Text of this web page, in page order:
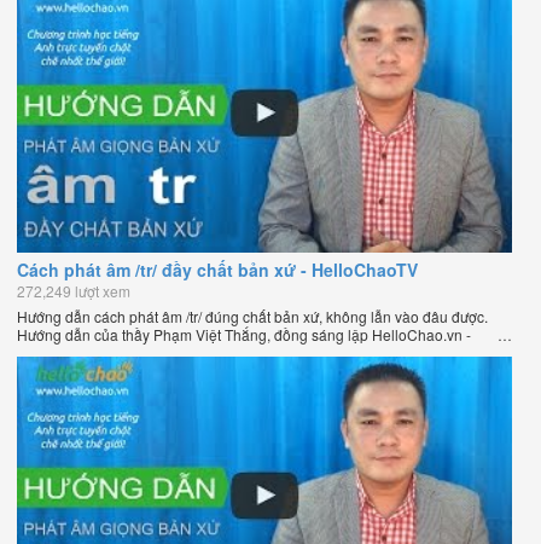
Cách phát âm /tr/ đầy chất bản xứ - HelloChaoTV
272,249 lượt xem
Hướng dẫn cách phát âm /tr/ đúng chất bản xứ, không lẫn vào đâu được.
Hướng dẫn của thầy Phạm Việt Thắng, đồng sáng lập HelloChao.vn -
Chương trình dạy tiếng Anh trực tuyến chặt chẽ nhất thế giới.